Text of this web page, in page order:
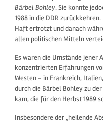
Bärbel Bohley. Sie konnte
1988 in die DDR
Haft ertrotzt und danach
allen politischen Mitteln
Es waren die Umstände jener
konzentrierten Erfahrungen
Westen – in Frankreich,
durch die Bärbel Bohley zu
kam, die für den Herbst 1989
Insbesondere der „heilende